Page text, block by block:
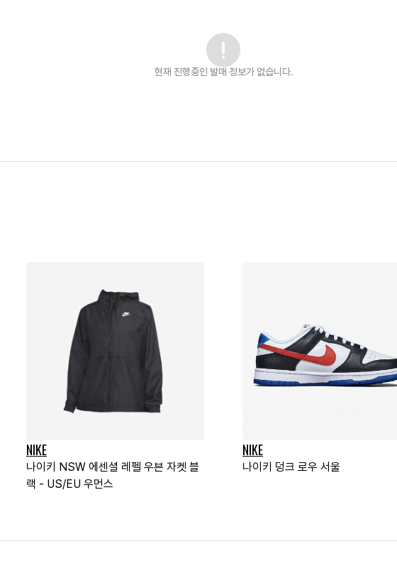
현재 진행중인 발매 정보가 없습니다.
NIKE
나이키 NSW 에센셜 레펠 우븐 자켓 블
랙 - US/EU 우먼스
NIKE
나이키 덩크 로우 서울